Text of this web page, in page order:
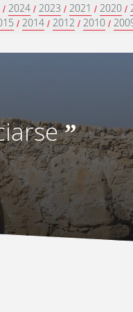
/ 2024 / 2023 / 2021 / 2020 /
/ 2014 / 2012 / 2010 /
”